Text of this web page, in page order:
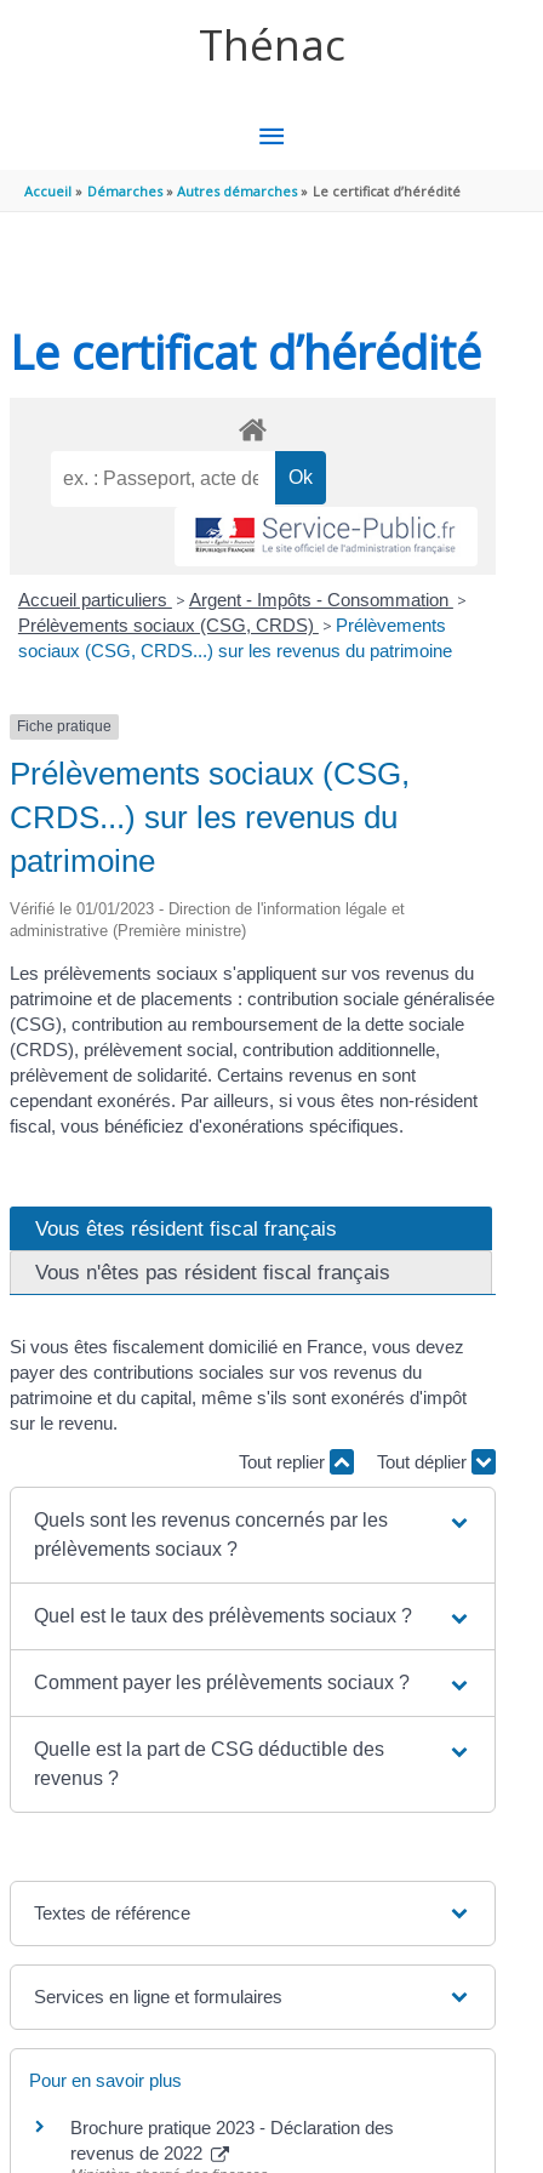
Thénac
MENU
PRINCIPAL
Accueil Démarches Autres démarches Le certificat d’hérédité
Le certificat d’hérédité
Accueil particuliers > Argent - Impôts - Consommation >
Prélèvements sociaux (CSG, CRDS) > Prélèvements
sociaux (CSG, CRDS...) sur les revenus du patrimoine
Fiche pratique
Prélèvements sociaux (CSG,
CRDS...) sur les revenus du
patrimoine
Vérifié le 01/01/2023 - Direction de l'information légale et
administrative (Première ministre)
Les prélèvements sociaux s'appliquent sur vos revenus du
patrimoine et de placements : contribution sociale généralisée
(CSG), contribution au remboursement de la dette sociale
(CRDS), prélèvement social, contribution additionnelle,
prélèvement de solidarité. Certains revenus en sont
cependant exonérés. Par ailleurs, si vous êtes non-résident
fiscal, vous bénéficiez d'exonérations spécifiques.
Vous êtes résident fiscal français
Vous n'êtes pas résident fiscal français
Si vous êtes fiscalement domicilié en France, vous devez
payer des contributions sociales sur vos revenus du
patrimoine et du capital, même s'ils sont exonérés d'impôt
sur le revenu.
Tout replier
Tout déplier
Quels sont les revenus concernés par les
prélèvements sociaux ?
Quel est le taux des prélèvements sociaux ?
Comment payer les prélèvements sociaux ?
Quelle est la part de CSG déductible des
revenus ?
Textes de référence
Services en ligne et formulaires
Pour en savoir plus
Brochure pratique 2023 - Déclaration des
revenus de 2022